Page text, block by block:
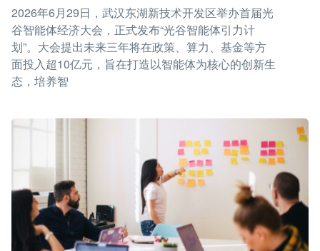
2026年6月29日，武汉东湖新技术开发区举办首届光
谷智能体经济大会，正式发布“光谷智能体引力计
划”。大会提出未来三年将在政策、算力、基金等方
面投入超10亿元，旨在打造以智能体为核心的创新生
态，培养智